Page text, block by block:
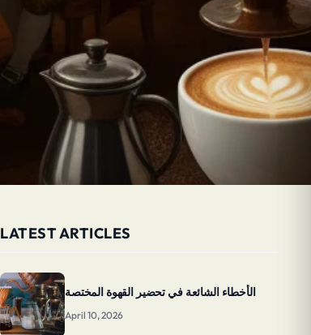
LATEST ARTICLES
الأخطاء الشائعة في تحضير القهوة المختصة
April 10, 2026